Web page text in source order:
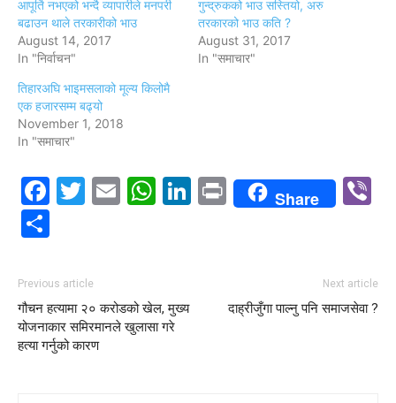
आपूर्ति नभएको भन्दै व्यापारीले मनपरी
बढाउन थाले तरकारीको भाउ
August 14, 2017
In "निर्वाचन"
गुन्द्रुकको भाउ सस्तियो, अरु
तरकारको भाउ कति ?
August 31, 2017
In "समाचार"
तिहारअघि भाइमसलाको मूल्य किलोमै
एक हजारसम्म बढ्यो
November 1, 2018
In "समाचार"
Facebook
Twitter
EmailWhatsApp
LinkedIn
PrintShare
Previous article
गौचन हत्यामा २० करोडको खेल, मुख्य
योजनाकार समिरमानले खुलासा गरे
हत्या गर्नुको कारण
Next article
दाह्रीजुँगा पाल्नु पनि समाजसेवा ?